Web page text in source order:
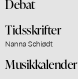
Debat
Tidsskrifter
Nanna Schiødt
Musikkalender